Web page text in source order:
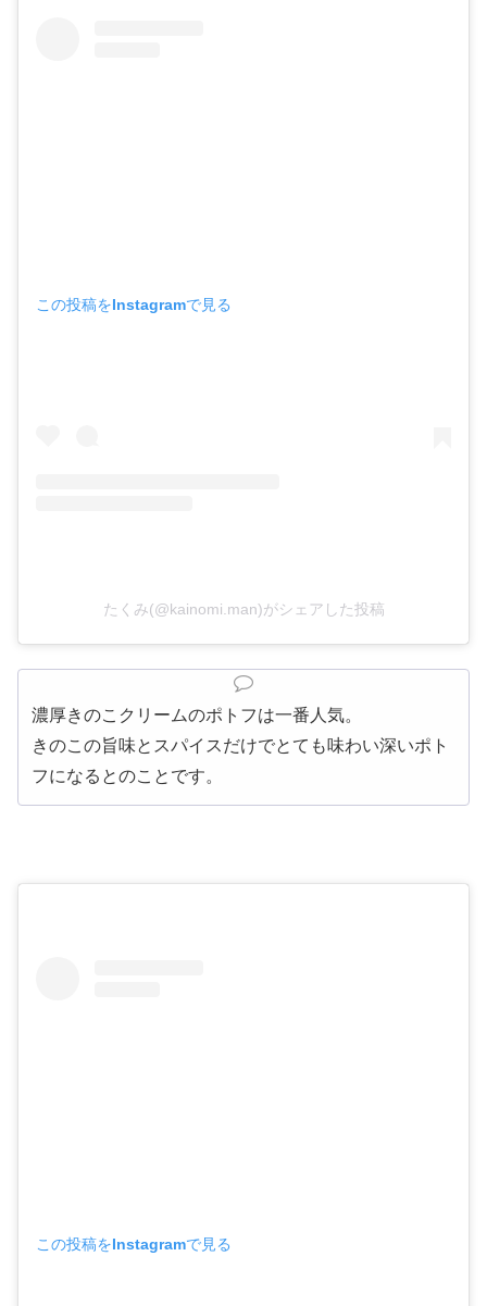
この投稿をInstagramで見る
たくみ(@kainomi.man)がシェアした投稿
濃厚きのこクリームのポトフは一番人気。
きのこの旨味とスパイスだけでとても味わい深いポト
フになるとのことです。
この投稿をInstagramで見る